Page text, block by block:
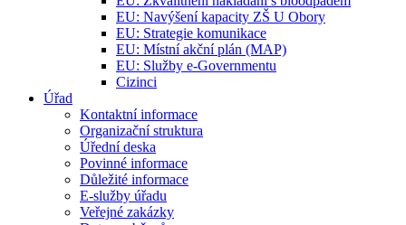
EU: Navýšení kapacity ZŠ U Obory
EU: Strategie komunikace
EU: Místní akční plán (MAP)
EU: Služby e-Governmentu
Cizinci
Úřad
Kontaktní informace
Organizační struktura
Úřední deska
Povinné informace
Důležité informace
E-služby úřadu
Veřejné zakázky